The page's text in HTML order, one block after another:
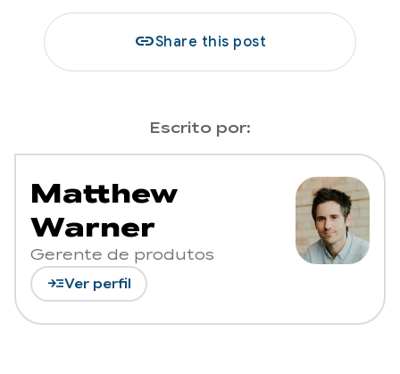
linkShare this post
Escrito por:
Matthew
Warner
Gerente de produtos
read_moreVer perfil